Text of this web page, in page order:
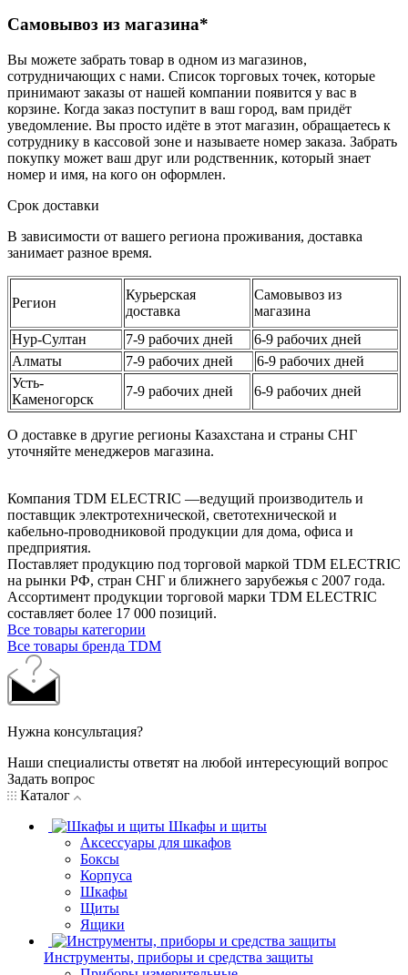
Самовывоз из магазина*
Вы можете забрать товар в одном из магазинов,
сотрудничающих с нами. Список торговых точек, которые
принимают заказы от нашей компании появится у вас в
корзине. Когда заказ поступит в ваш город, вам придёт
уведомление. Вы просто идёте в этот магазин, обращаетесь к
сотруднику в кассовой зоне и называете номер заказа. Забрать
покупку может ваш друг или родственник, который знает
номер и имя, на кого он оформлен.
Срок доставки
В зависимости от вашего региона проживания, доставка
занимает разное время.
Регион
Курьерская
доставка
Самовывоз из
магазина
Нур-Султан
7-9 рабочих дней
6-9 рабочих дней
Алматы
7-9 рабочих дней
6-9 рабочих дней
Усть-
Каменогорск
7-9 рабочих дней 6-9 рабочих дней
О доставке в другие регионы Казахстана и страны СНГ
уточняйте менеджеров магазина.
Компания TDM ELECTRIC —ведущий производитель и
поставщик электротехнической, светотехнической и
кабельно-проводниковой продукции для дома, офиса и
предприятия.
Поставляет продукцию под торговой маркой TDM ELECTRIC
на рынки РФ, стран СНГ и ближнего зарубежья с 2007 года.
Ассортимент продукции торговой марки TDM ЕLECTRIC
составляет более 17 000 позиций.
Все товары категории
Все товары бренда TDM
Нужна консультация?
Наши специалисты ответят на любой интересующий вопрос
Задать вопрос
Каталог
Шкафы и щиты
Аксессуары для шкафов
Боксы
Корпуса
Шкафы
Щиты
Ящики
Инструменты, приборы и средства защиты